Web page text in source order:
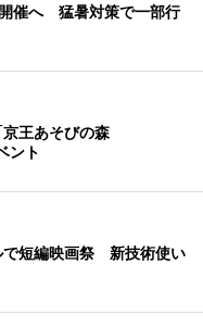
開催へ 猛暑対策で一部行
京王あそびの森
ント
で短編映画祭 新技術使い